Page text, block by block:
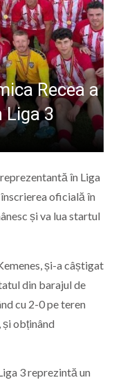
Recea a
3
în Liga
oficială în
și va lua startul
și-a câștigat
din barajul de
cu 2-0 pe teren
și obținând
3 reprezintă un